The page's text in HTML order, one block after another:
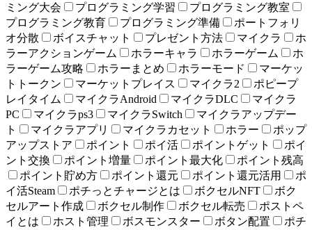
ミング大会
プログラミング学習
プログラミング教室
プログラミング教育
プログラミング準備
ポートフォリ
オ分散
ボイスチャット プレゼント方法 マイクラ
ホ
ラーアクションゲーム
ホラーキャラ ホラーゲーム
ホ
ラーゲーム攻略
ホラーまとめ ホラーモード
マーケッ
トトークン
マーケットプレイス マイクラ2
ポピープ
レイタイム
マイクラAndroid マイクラDLC
マイクラ
PC
マイクラps3 マイクラSwitch
マイクラアップデー
ト
マイクラアプリ マイクラカセット ホラー
ポップ
アップストア
ポイント ポイ活 ポイントゲット
ポイ
ント交換
ポイント増量 ポイント最大化
ポイント残高
ポイント貯め方
ポイント還元 ポイント還元活用
ポ
イ活Steam
ポチっとチャージとは ボクセルNFT
ボク
セルアート作成
ボクセル制作 ボクセル転売
ポストペ
イとは
ホスト管理 ボスモンスター ボタン配置
ポチ